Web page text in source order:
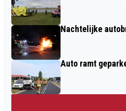
Nachtelijke
Auto ramt